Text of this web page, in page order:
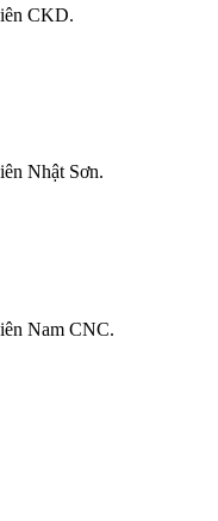
CKD.
Nhật Sơn.
Nam CNC.